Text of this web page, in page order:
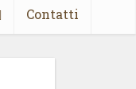
Contatti